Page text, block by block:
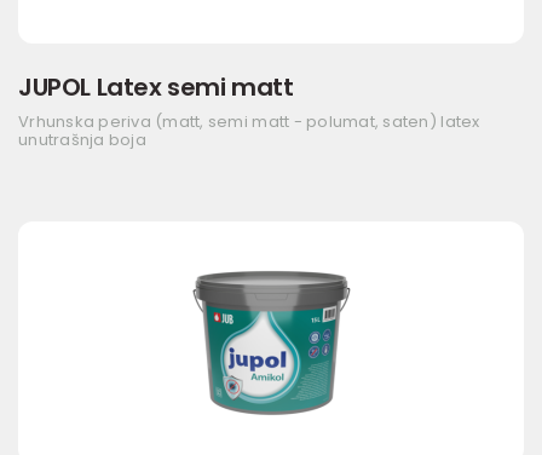
JUPOL Latex semi matt
Vrhunska periva (matt, semi matt - polumat, saten) latex
unutrašnja boja